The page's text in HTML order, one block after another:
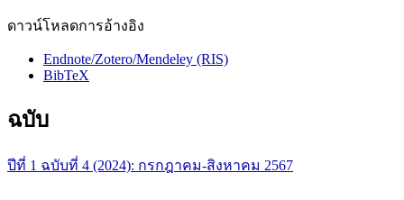
ดาวน์โหลดการอ้างอิง
Endnote/Zotero/Mendeley (RIS)
BibTeX
ฉบับ
ปีที่ 1 ฉบับที่ 4 (2024): กรกฎาคม-สิงหาคม 2567